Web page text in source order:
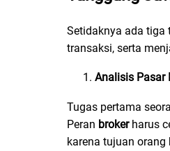
Setidaknya ada tiga
transaksi, serta
Analisis Pasar
Tugas pertama
Peran brokerharus
karena tujuan orang